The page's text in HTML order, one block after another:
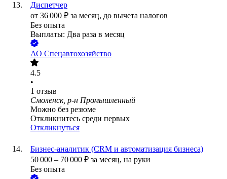
Диспетчер
от 36 000 ₽ за месяц, до вычета налогов
Без опыта
Выплаты: Два раза в месяц
АО Спецавтохозяйство
4.5
•
1 отзыв
Смоленск, р-н Промышленный
Можно без резюме
Откликнитесь среди первых
Откликнуться
Бизнес-аналитик (CRM и автоматизация бизнеса)
50 000 – 70 000 ₽ за месяц, на руки
Без опыта